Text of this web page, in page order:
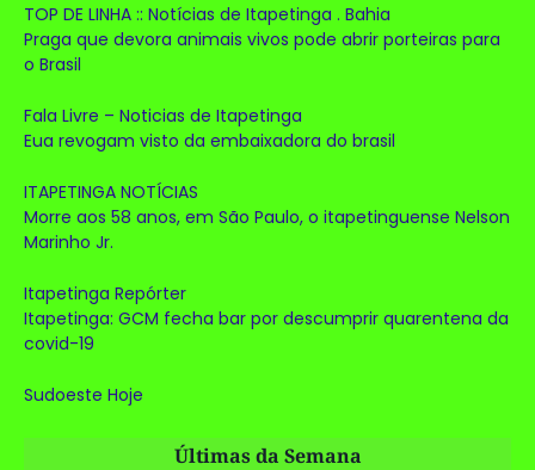
TOP DE LINHA :: Notícias de Itapetinga . Bahia
Praga que devora animais vivos pode abrir porteiras para
o Brasil
Fala Livre – Noticias de Itapetinga
Eua revogam visto da embaixadora do brasil
ITAPETINGA NOTÍCIAS
Morre aos 58 anos, em São Paulo, o itapetinguense Nelson
Marinho Jr.
Itapetinga Repórter
Itapetinga: GCM fecha bar por descumprir quarentena da
covid-19
Sudoeste Hoje
Últimas da Semana